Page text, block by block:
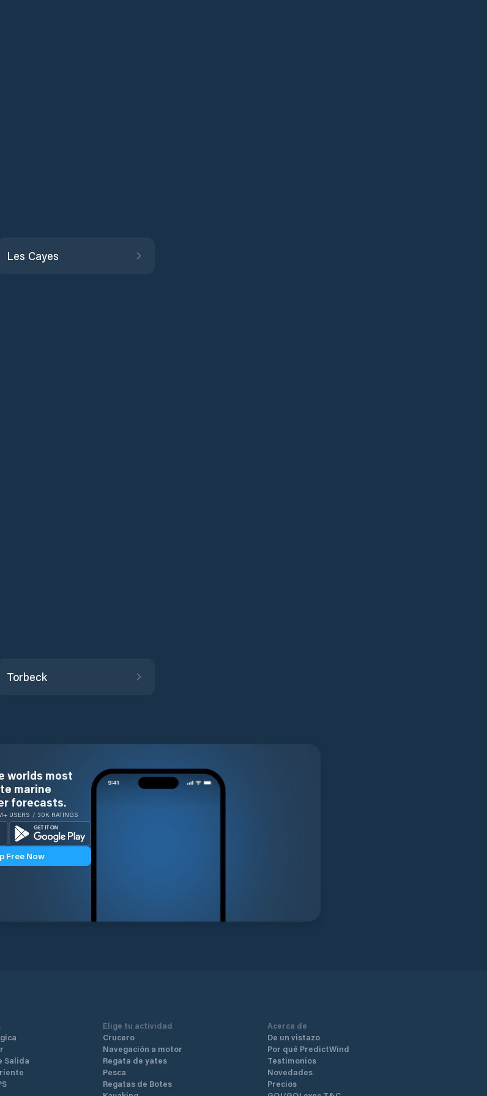
Les Cayes
Torbeck
worlds most
marine
forecasts.
USERS / 30K RATINGS
Free Now
Salida
Elige tu actividad
Crucero
Navegación a motor
Regata de yates
Pesca
Regatas de Botes
Acerca de
De un vistazo
Por qué PredictWind
Testimonios
Novedades
Precios